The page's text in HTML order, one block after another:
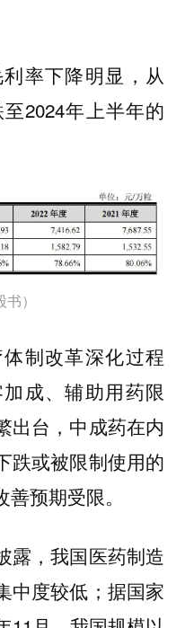
率下降明显，从
2024年上半年的
）
制改革深化过程
成、辅助用药限
出台，中成药在内
跌或被限制使用的
预期受限。
露，我国医药制造
中度较低；据国家